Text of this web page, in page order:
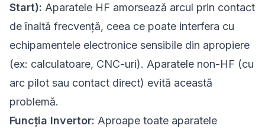
Start): Aparatele HF amorsează arcul prin contact
de înaltă frecvență, ceea ce poate interfera cu
echipamentele electronice sensibile din apropiere
(ex: calculatoare, CNC-uri). Aparatele non-HF (cu
arc pilot sau contact direct) evită această
problemă.
Funcția Invertor: Aproape toate aparatele